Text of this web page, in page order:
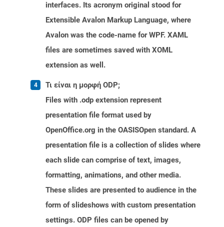
interfaces. Its acronym original stood for
Extensible Avalon Markup Language, where
Avalon was the code-name for WPF. XAML
files are sometimes saved with XOML
extension as well.
Τι είναι η μορφή ODP;
Files with .odp extension represent
presentation file format used by
OpenOffice.org in the OASISOpen standard. A
presentation file is a collection of slides where
each slide can comprise of text, images,
formatting, animations, and other media.
These slides are presented to audience in the
form of slideshows with custom presentation
settings. ODP files can be opened by